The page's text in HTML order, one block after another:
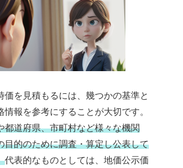
価を見積もるには、幾つかの基準と
情報を参考にすることが大切です。
都道府県、市町村など様々な機関
目的のために調査・算定し公表して
代表的なものとしては、地価公示価